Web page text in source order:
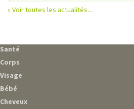
» Voir toutes les actualités...
Santé
Corps
Visage
Bébé
Cheveux